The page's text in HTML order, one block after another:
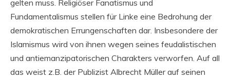
gelten muss. Religiöser Fanatismus und
Fundamentalismus stellen für Linke eine Bedrohung der
demokratischen Errungenschaften dar. Insbesondere der
Islamismus wird von ihnen wegen seines feudalistischen
und antiemanzipatorischen Charakters verworfen. Auf all
das weist z.B. der Publizist Albrecht Müller auf seinen